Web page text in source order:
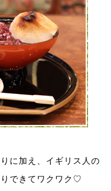
に加え、イギリス人の
できてワクワク♡